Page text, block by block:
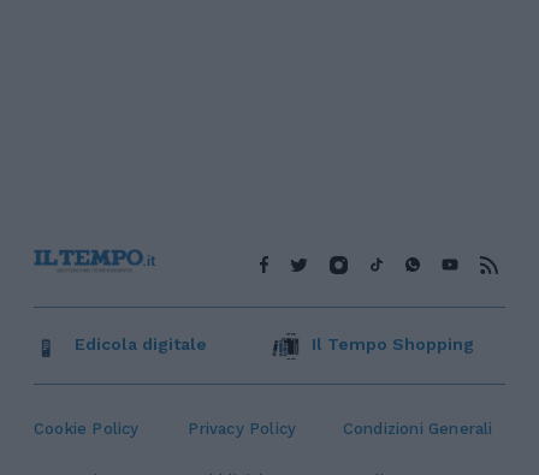
Cookie Policy Privacy Policy Condizioni Generali
Edicola digitale Il Tempo Shopping